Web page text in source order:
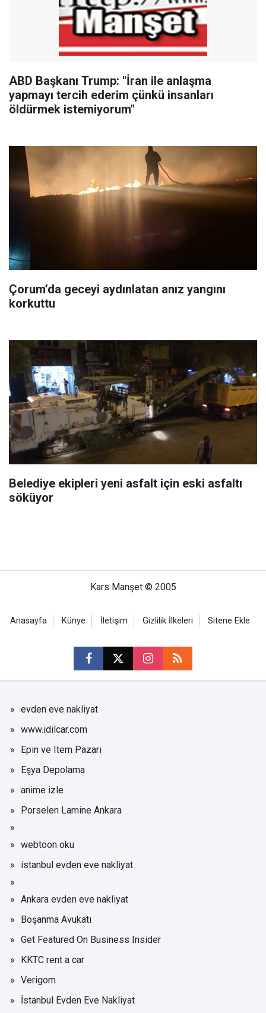
ABD Başkanı Trump: "İran ile anlaşma
yapmayı tercih ederim çünkü insanları
öldürmek istemiyorum"
Çorum’da geceyi aydınlatan anız yangını
korkuttu
Belediye ekipleri yeni asfalt için eski asfaltı
söküyor
Kars Manşet © 2005
Anasayfa Künye İletişim Gizlilik İlkeleri Sitene Ekle
evden eve nakliyat
www.idilcar.com
Epin ve Item Pazarı
Eşya Depolama
anime izle
Porselen Lamine Ankara
webtoon oku
istanbul evden eve nakliyat
Ankara evden eve nakliyat
Boşanma Avukatı
Get Featured On Business Insider
KKTC rent a car
Verigom
İstanbul Evden Eve Nakliyat